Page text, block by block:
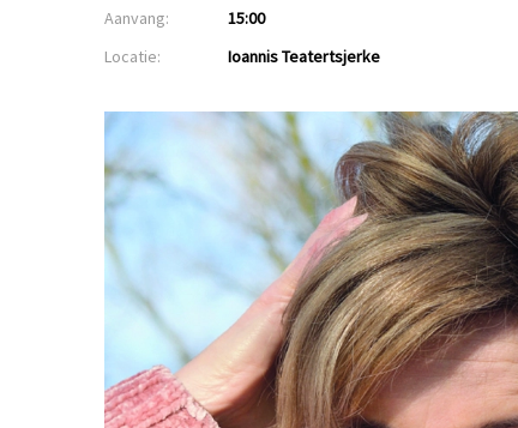
Aanvang:
15:00
Locatie:
Ioannis Teatertsjerke